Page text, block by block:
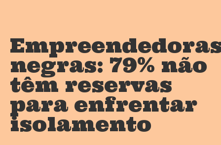
negras: 79% não
têm reservas
para enfrentar
isolamento